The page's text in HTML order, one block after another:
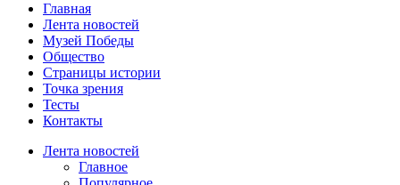
Главная
Лента новостей
Музей Победы
Общество
Страницы истории
Точка зрения
Тесты
Контакты
Лента новостей
Главное